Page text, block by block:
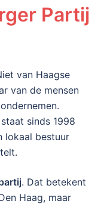
Partij
van Haagse
van de mensen
staat sinds 1998
lokaal bestuur
. Dat betekent
Haag, maar